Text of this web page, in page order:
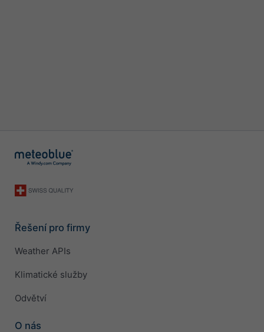
Řešení pro firmy
Weather APIs
Klimatické služby
Odvětví
O nás